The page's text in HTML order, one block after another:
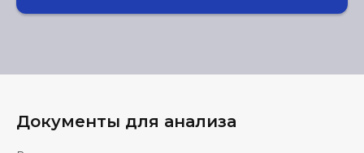
Документы для анализа